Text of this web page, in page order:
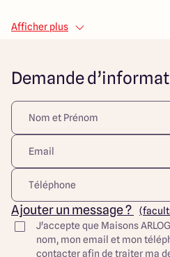
La maison, d'une surface
compose de 5 pièces dont 3
pour des moments conviviaux.
Ce projet est conçu pour
dans un cadre plaisant et
extérieurs propices aux
pas cette opportunité de bâtir
agréable et pratique à Gétigné.
Découvrez toutes nos offres et
notre site Internet. Visuel
totalement adaptable à vos
personnalisable grâce à de
finition. Nous consulter pour
Afficher plus
Demande
Ajouter un message ?
J'accepte que Maisons
nom, mon email et mon
contacter afin de traiter ma